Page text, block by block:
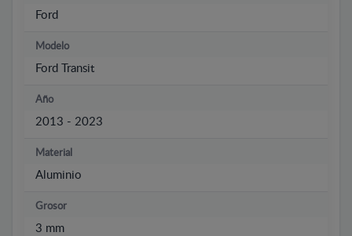
Ford
Modelo
Ford Transit
Año
2013 - 2023
Material
Aluminio
Grosor
3 mm